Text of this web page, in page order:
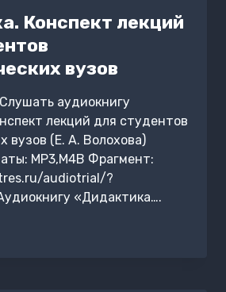
Конспект лекций
вузов
аудиокнигу
лекций для студентов
вузов (Е. А. Волохова)
MP3,M4B Фрагмент:
audiotrial/?
«Дидактика….